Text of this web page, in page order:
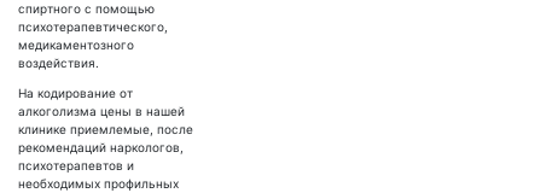
спиртного с помощью
психотерапевтического,
медикаментозного
воздействия.
На кодирование от
алкоголизма цены в нашей
клинике приемлемые, после
рекомендаций наркологов,
психотерапевтов и
необходимых профильных